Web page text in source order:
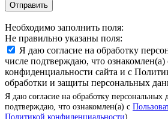
Отправить
Необходимо заполнить поля:
Не правильно указаны поля:
Я даю согласие на обработку
числе подтверждаю, что
конфиденциальности сайта и с
обработки и защиты персональных
Я даю согласие на обработку
подтверждаю, что ознакомлен(а) с
Политикой конфиденциальности)